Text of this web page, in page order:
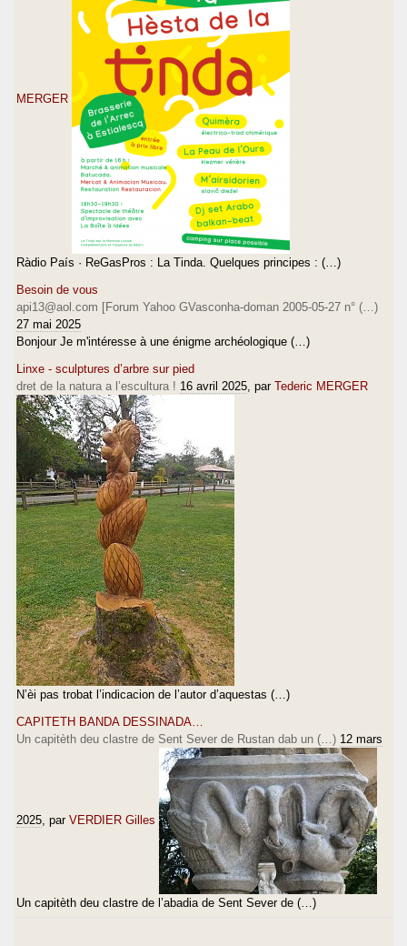
MERGER
Ràdio País · ReGasPros : La Tinda. Quelques principes : (…)
Besoin de vous
api13@aol.com [Forum Yahoo GVasconha-doman 2005-05-27 n° (…)
27 mai 2025
Bonjour Je m'intéresse à une énigme archéologique (…)
Linxe - sculptures d’arbre sur pied
dret de la natura a l’escultura ! 16 avril 2025 , par Tederic MERGER
N’èi pas trobat l’indicacion de l’autor d’aquestas (…)
CAPITETH BANDA DESSINADA…
Un capitèth deu clastre de Sent Sever de Rustan dab un (…) 12 mars
2025 , par VERDIER Gilles
Un capitèth deu clastre de l’abadia de Sent Sever de (…)